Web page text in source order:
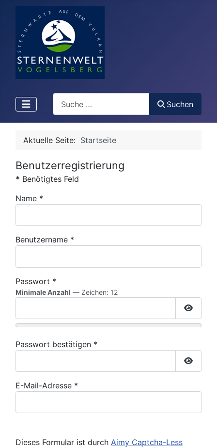
Suchen
Aktuelle Seite: Startseite
Benutzerregistrierung
* Benötigtes Feld
Name *
Benutzername *
Passwort *
Minimale Anzahl — Zeichen: 12
Passwort bestätigen *
E-Mail-Adresse *
Dieses Formular ist durch Aimy Captcha-Less